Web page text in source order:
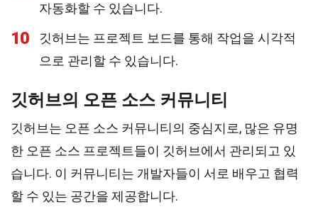
자동화할 수 있습니다.
10
깃허브는 프로젝트 보드를 통해 작업을 시각적
으로 관리할 수 있습니다.
깃허브의 오픈 소스 커뮤니티
깃허브는 오픈 소스 커뮤니티의 중심지로, 많은 유명
한 오픈 소스 프로젝트들이 깃허브에서 관리되고 있
습니다. 이 커뮤니티는 개발자들이 서로 배우고 협력
할 수 있는 공간을 제공합니다.